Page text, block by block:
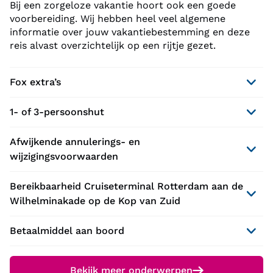
Bij een zorgeloze vakantie hoort ook een goede
voorbereiding. Wij hebben heel veel algemene
informatie over jouw vakantiebestemming en deze
reis alvast overzichtelijk op een rijtje gezet.
Fox extra’s
1- of 3-persoonshut
Afwijkende annulerings- en
wijzigingsvoorwaarden
Bereikbaarheid Cruiseterminal Rotterdam aan de
Wilhelminakade op de Kop van Zuid
Betaalmiddel aan boord
Bekijk meer onderwerpen